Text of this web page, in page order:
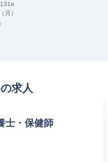
月）
求人
士・保健師